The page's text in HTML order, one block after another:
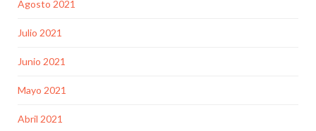
Agosto 2021
Julio 2021
Junio 2021
Mayo 2021
Abril 2021